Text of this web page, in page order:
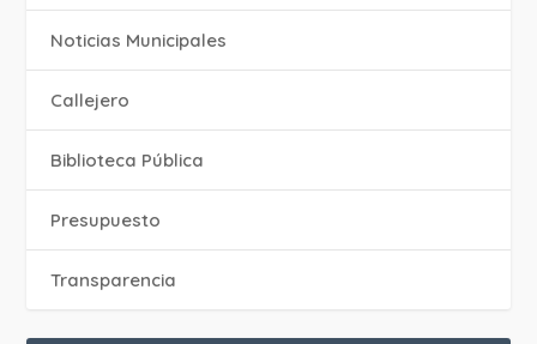
‎Noticias Municipales
Callejero
Biblioteca Pública
Presupuesto
Transparencia